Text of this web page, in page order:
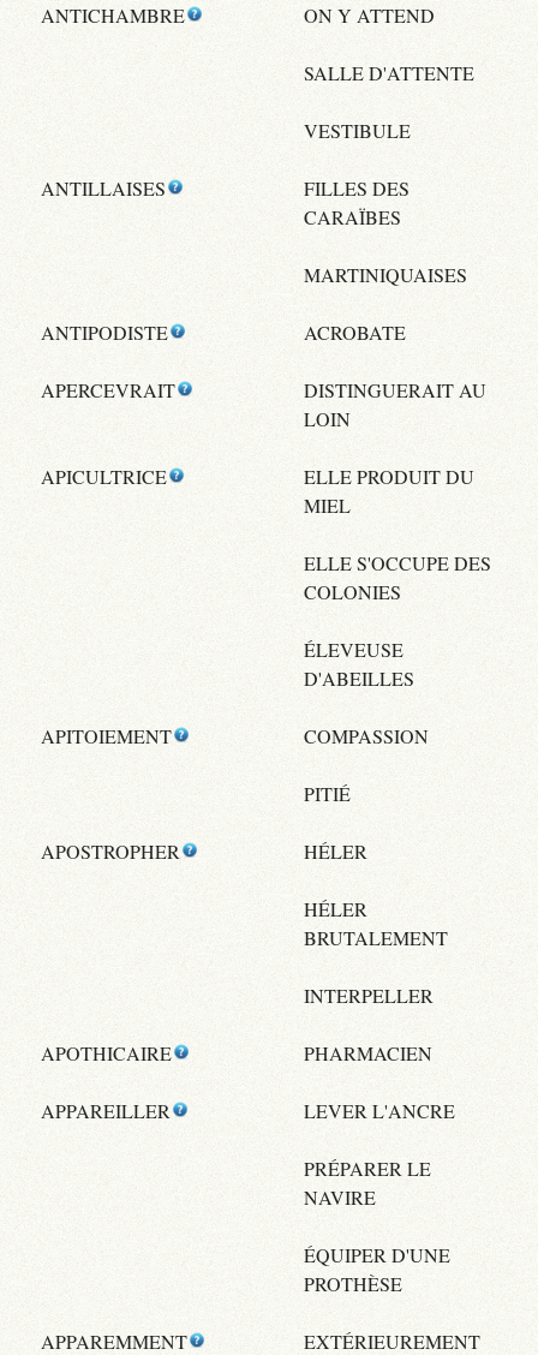
ANTICHAMBRE ON Y ATTEND
SALLE D'ATTENTE
VESTIBULE
ANTILLAISES
FILLES DES
CARAÏBES
MARTINIQUAISES
ANTIPODISTE ACROBATE
APERCEVRAIT
DISTINGUERAIT AU
LOIN
APICULTRICE
ELLE PRODUIT DU
MIEL
ELLE S'OCCUPE DES
COLONIES
ÉLEVEUSE
D'ABEILLES
APITOIEMENT COMPASSION
PITIÉ
APOSTROPHER HÉLER
HÉLER
BRUTALEMENT
INTERPELLER
APOTHICAIRE PHARMACIEN
APPAREILLER LEVER L'ANCRE
PRÉPARER LE
NAVIRE
ÉQUIPER D'UNE
PROTHÈSE
APPAREMMENT EXTÉRIEUREMENT